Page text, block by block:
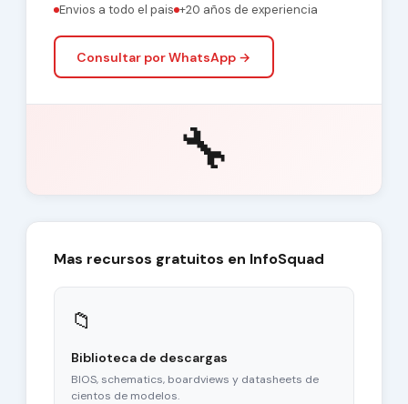
Envios a todo el pais +20 años de experiencia
Consultar por WhatsApp →
🔧
Mas recursos gratuitos en InfoSquad
📁
Biblioteca de descargas
BIOS, schematics, boardviews y datasheets de
cientos de modelos.